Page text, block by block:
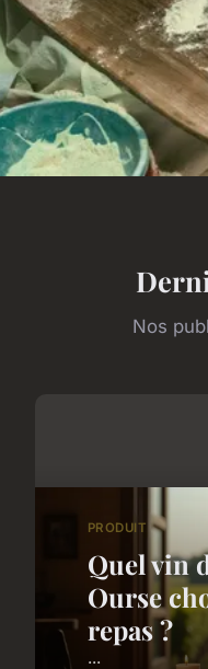
Nos
PRODUIT
Quel vin
Ourse
repas ?
...